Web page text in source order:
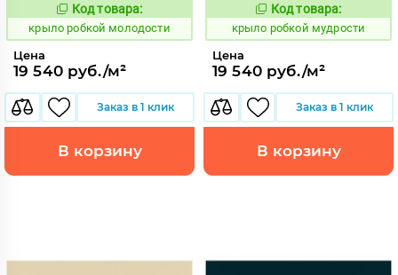
837929
Код товара:
крыло робкой молодости
Цена
19 540 руб./м²
Заказ в 1 клик
В корзину
837930
Код товара:
крыло робкой мудрости
Цена
19 540 руб./м²
Заказ в 1 клик
В корзину